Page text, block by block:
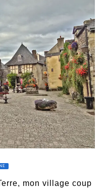
mon village coup